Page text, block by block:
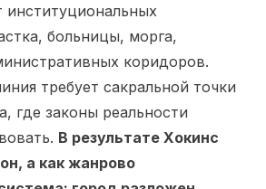
институциональных
больницы, морга,
коридоров.
требует сакральной точки
где законы реальности
В результате Хокинс
а как жанрово